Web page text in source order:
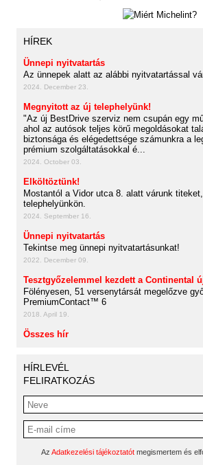
HÍREK
Ünnepi nyitvatartás
Az ünnepek alatt az alábbi nyitvatartással
2024. December 23.
Megnyitott az új telephelyünk!
"Az új BestDrive szerviz nem csupán egy
ahol az autósok teljes körű megoldásokat
biztonsága és elégedettsége számunkra a
prémium szolgáltatásokkal é...
2024. October 03.
Elköltöztünk!
Mostantól a Vidor utca 8. alatt várunk
telephelyünkön.
2024. September 16.
Ünnepi nyitvatartás
Tekintse meg ünnepi nyitvatartásunkat!
2022. December 09.
Tesztgyőzelemmel kezdett a Continental
Fölényesen, 51 versenytársát megelőzve
PremiumContact™ 6
2018. April 19.
Összes hír
HÍRLEVÉL
FELIRATKOZÁS
Az Adatkezelési tájékoztatót megismertem és